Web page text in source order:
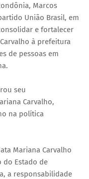
Marcos
União Brasil, em
e fortalecer
à prefeitura
de pessoas em
seu
Carvalho,
na política
Mariana Carvalho
do Estado de
a responsabilidade